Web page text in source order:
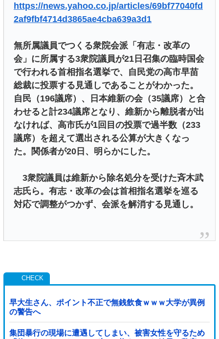
https://news.yahoo.co.jp/articles/69bf77040fd
2af9fbf4714d3865ae4cba639a3d1
無所属議員でつくる衆院会派「有志・改革の
会」に所属する3衆院議員が21日召集の臨時国会
で行われる首相指名選挙で、自民党の高市早苗
総裁に投票する見通しであることがわかった。
自民（196議席）、日本維新の会（35議席）と合
わせると計234議席となり、維新から離脱者が出
なければ、高市氏が1回目の投票で過半数（233
議席）を超えて選出される公算が大きくなっ
た。関係者が20日、明らかにした。
3衆院議員は維新から除名処分を受けた斉木武
志氏ら。有志・改革の会は首相指名選挙を巡る
対応で調整がつかず、会派を解消する見通し。
早大生さん、ポイント不正で無銭飲食ｗｗｗ大学が異例
の警告へ
集団暴行の現場に遭遇してしまい、被害女性を守るため